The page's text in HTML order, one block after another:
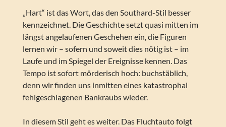
„Hart“ ist das Wort, das den Southard-Stil besser
kennzeichnet. Die Geschichte setzt quasi mitten im
längst angelaufenen Geschehen ein, die Figuren
lernen wir – sofern und soweit dies nötig ist – im
Laufe und im Spiegel der Ereignisse kennen. Das
Tempo ist sofort mörderisch hoch: buchstäblich,
denn wir finden uns inmitten eines katastrophal
fehlgeschlagenen Bankraubs wieder.
In diesem Stil geht es weiter. Das Fluchtauto folgt